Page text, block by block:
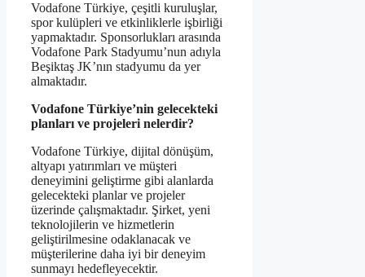
Vodafone Türkiye, çeşitli kuruluşlar,
spor kulüpleri ve etkinliklerle işbirliği
yapmaktadır. Sponsorlukları arasında
Vodafone Park Stadyumu’nun adıyla
Beşiktaş JK’nın stadyumu da yer
almaktadır.
Vodafone Türkiye’nin gelecekteki
planları ve projeleri nelerdir?
Vodafone Türkiye, dijital dönüşüm,
altyapı yatırımları ve müşteri
deneyimini geliştirme gibi alanlarda
gelecekteki planlar ve projeler
üzerinde çalışmaktadır. Şirket, yeni
teknolojilerin ve hizmetlerin
geliştirilmesine odaklanacak ve
müşterilerine daha iyi bir deneyim
sunmayı hedefleyecektir.